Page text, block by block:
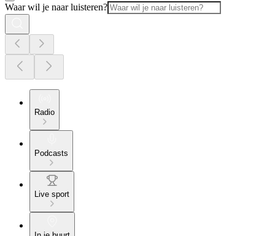
Waar wil je naar luisteren?
Radio
Podcasts
Live sport